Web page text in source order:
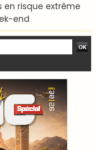
en risque extrême
end